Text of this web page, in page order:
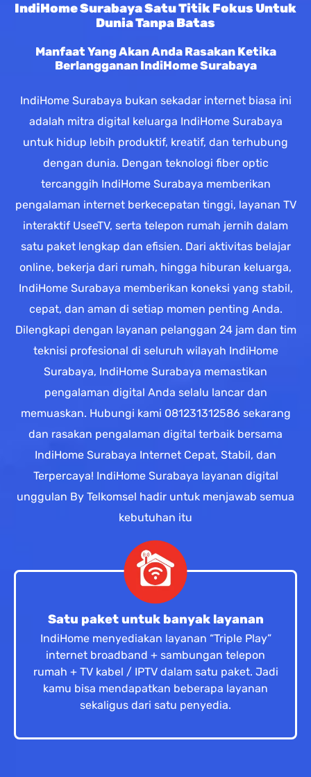
IndiHome Surabaya Satu Titik Fokus Untuk
Dunia Tanpa Batas
Manfaat Yang Akan Anda Rasakan Ketika
Berlangganan IndiHome Surabaya
IndiHome Surabaya bukan sekadar internet biasa ini
adalah mitra digital keluarga IndiHome Surabaya
untuk hidup lebih produktif, kreatif, dan terhubung
dengan dunia. Dengan teknologi fiber optic
tercanggih IndiHome Surabaya memberikan
pengalaman internet berkecepatan tinggi, layanan TV
interaktif UseeTV, serta telepon rumah jernih dalam
satu paket lengkap dan efisien. Dari aktivitas belajar
online, bekerja dari rumah, hingga hiburan keluarga,
IndiHome Surabaya memberikan koneksi yang stabil,
cepat, dan aman di setiap momen penting Anda.
Dilengkapi dengan layanan pelanggan 24 jam dan tim
teknisi profesional di seluruh wilayah IndiHome
Surabaya, IndiHome Surabaya memastikan
pengalaman digital Anda selalu lancar dan
memuaskan. Hubungi kami 081231312586 sekarang
dan rasakan pengalaman digital terbaik bersama
IndiHome Surabaya Internet Cepat, Stabil, dan
Terpercaya! IndiHome Surabaya layanan digital
unggulan By Telkomsel hadir untuk menjawab semua
kebutuhan itu
Satu paket untuk banyak layanan
IndiHome menyediakan layanan “Triple Play”
internet broadband + sambungan telepon
rumah + TV kabel / IPTV dalam satu paket. Jadi
kamu bisa mendapatkan beberapa layanan
sekaligus dari satu penyedia.